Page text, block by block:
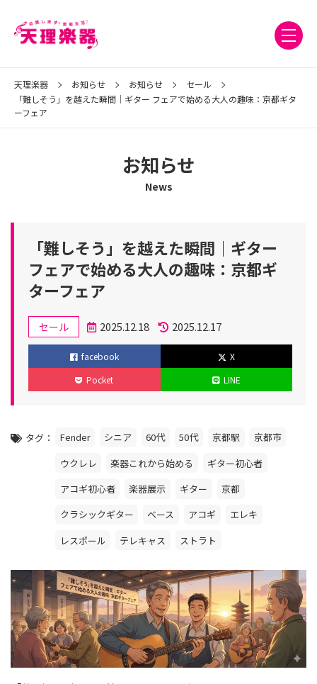
天理楽器 お知らせ お知らせ
セール
「難しそう」を越えた瞬間｜ギター フェアで始める大人の趣味：京都ギタ
ーフェア
お知らせ
News
「難しそう」を越えた瞬間｜ギター
フェアで始める大人の趣味：京都ギ
ターフェア
テ
ゴ
セール
投
稿
2025.12.18
更
新
2025.12.17
facebook
X
Pocket
LINE
タグ Fender シニア 60代 50代 京都駅
京都市
ウクレレ
楽器これから始める
ギター初心者
アコギ初心者
楽器展示 ギター
京都
クラシックギター
ベース アコギ
エレキ
レスポール
テレキャス ストラト